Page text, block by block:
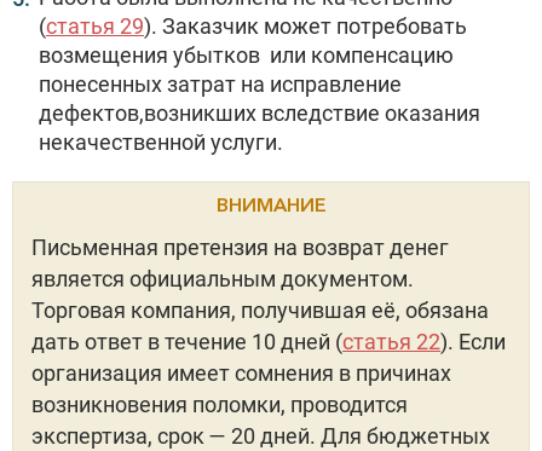
(статья 29). Заказчик может потребовать
возмещения убытков или компенсацию
понесенных затрат на исправление
дефектов,возникших вследствие оказания
некачественной услуги.
ВНИМАНИЕ
Письменная претензия на возврат денег
является официальным документом.
Торговая компания, получившая её, обязана
дать ответ в течение 10 дней (статья 22). Если
организация имеет сомнения в причинах
возникновения поломки, проводится
экспертиза, срок — 20 дней. Для бюджетных